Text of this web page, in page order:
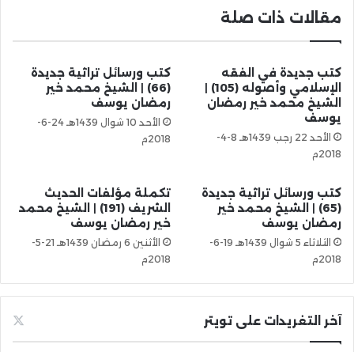
مقالات ذات صلة
كتب جديدة في الفقه
الإسلامي وأصوله (105) |
الشيخ محمد خير رمضان
يوسف
الأحد 22 رجب 1439هـ 8-4-
2018م
كتب ورسائل تراثية جديدة
(66) | الشيخ محمد خير
رمضان يوسف
الأحد 10 شوال 1439هـ 24-6-
2018م
كتب ورسائل تراثية جديدة
(65) | الشيخ محمد خير
رمضان يوسف
الثلاثاء 5 شوال 1439هـ 19-6-
2018م
تكملة مؤلفات الحديث
الشريف (191) | الشيخ محمد
خير رمضان يوسف
الأثنين 6 رمضان 1439هـ 21-5-
2018م
آخر التغريدات على تويتر